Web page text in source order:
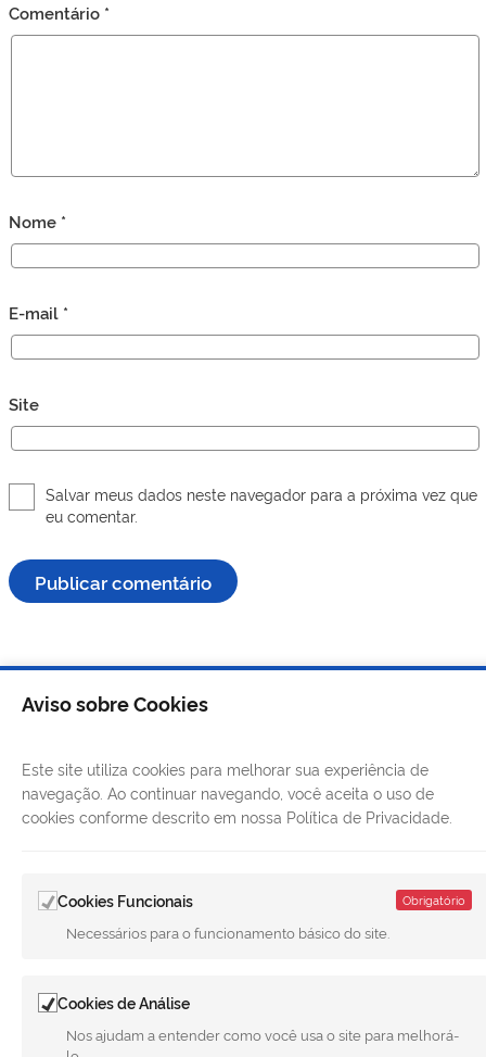
Comentário *
Nome *
E-mail *
Site
Salvar meus dados neste navegador para a próxima vez que
eu comentar.
LINKS ÚTEIS
MUNICÍPIO DE MERIDIANO
REDES SOCIAIS
Aviso sobre Cookies
Este site utiliza cookies para melhorar sua experiência de
navegação. Ao continuar navegando, você aceita o uso de
cookies conforme descrito em nossa Política de Privacidade.
Cookies Funcionais Obrigatório
Necessários para o funcionamento básico do site.
Cookies de Análise
Nos ajudam a entender como você usa o site para melhorá-